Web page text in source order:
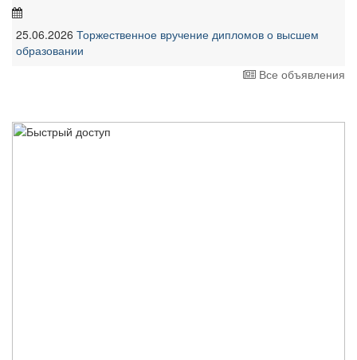
25.06.2026 Торжественное вручение дипломов о высшем
образовании
Все объявления